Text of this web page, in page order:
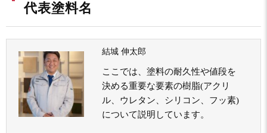
代表塗料名
結城 伸太郎
ここでは、塗料の耐久性や値段を
決める重要な要素の樹脂(アクリ
ル、ウレタン、シリコン、フッ素)
について説明しています。